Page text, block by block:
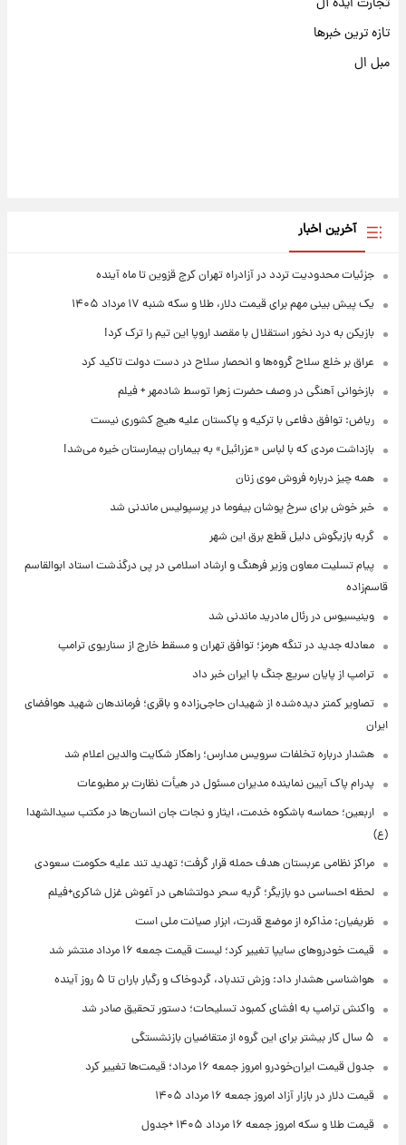
تازه ترین خبرها
مبل ال
آخرین اخبار
جزئیات محدودیت تردد در آزادراه تهران کرج قزوین تا ماه آینده
یک پیش ‌بینی مهم برای قیمت دلار، طلا و سکه شنبه ۱۷ مرداد ۱۴۰۵
بازیکن به درد نخور استقلال با مقصد اروپا این تیم را ترک کرد!
عراق بر خلع سلاح گروه‌ها و انحصار سلاح در دست دولت تاکید کرد
بازخوانی آهنگی در وصف حضرت زهرا توسط شادمهر + فیلم
ریاض: توافق دفاعی با ترکیه و پاکستان علیه هیچ کشوری نیست
بازداشت مردی که با لباس «عزرائیل» به بیماران بیمارستان خیره می‌شد!
همه چیز درباره فروش موی زنان
خبر خوش برای سرخ پوشان بیفوما در پرسپولیس ماندنی شد
گربه بازیگوش دلیل قطع برق این شهر
پیام تسلیت معاون وزیر فرهنگ و ارشاد اسلامی در پی درگذشت استاد ابوالقاسم
قاسم‌زاده
وینیسیوس در رئال مادرید ماندنی شد
معادله جدید در تنگه هرمز؛ توافق تهران و مسقط خارج از سناریوی ترامپ
ترامپ از پایان سریع جنگ با ایران خبر داد
تصاویر کمتر دیده‌شده از شهیدان حاجی‌زاده و باقری؛ فرماندهان شهید هوافضای
ایران
هشدار درباره تخلفات سرویس مدارس؛ راهکار شکایت والدین اعلام شد
پدرام پاک آیین نماینده مدیران مسئول در هیأت نظارت بر مطبوعات
اربعین؛ حماسه باشکوه خدمت، ایثار و نجات جان انسان‌ها در مکتب سیدالشهدا
(ع)
مراکز نظامی عربستان هدف حمله قرار گرفت؛ تهدید تند علیه حکومت سعودی
لحظه احساسی دو بازیگر؛ گریه سحر دولتشاهی در آغوش غزل شاکری+فیلم
ظریفیان: مذاکره از موضع قدرت، ابزار صیانت ملی است
قیمت خودروهای سایپا تغییر کرد؛ لیست قیمت جمعه ۱۶ مرداد منتشر شد
هواشناسی هشدار داد: وزش تندباد، گردوخاک و رگبار باران تا ۵ روز آینده
واکنش ترامپ به افشای کمبود تسلیحات؛ دستور تحقیق صادر شد
۵ سال کار بیشتر برای این گروه از متقاضیان بازنشستگی
جدول قیمت ایران‌خودرو امروز جمعه ۱۶ مرداد؛ قیمت‌ها تغییر کرد
قیمت دلار در بازار آزاد امروز جمعه ۱۶ مرداد ۱۴۰۵
قیمت طلا و سکه امروز جمعه ۱۶ مرداد ۱۴۰۵ +جدول